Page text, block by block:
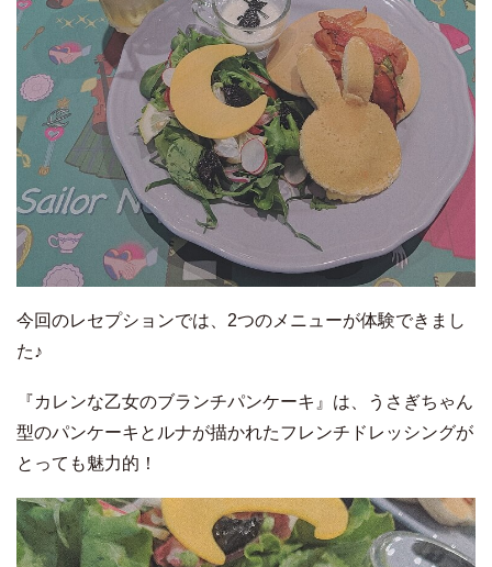
今回のレセプションでは、2つのメニューが体験できまし
た♪
『カレンな乙女のブランチパンケーキ』は、うさぎちゃん
型のパンケーキとルナが描かれたフレンチドレッシングが
とっても魅力的！